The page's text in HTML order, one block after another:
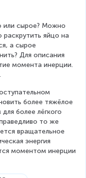
или сырое? Можно
яйцо на
а сырое
Для описания
момента инерции.
более тяжёлое
более лёгкого
то же
вращательное
энергия
моментом инерции